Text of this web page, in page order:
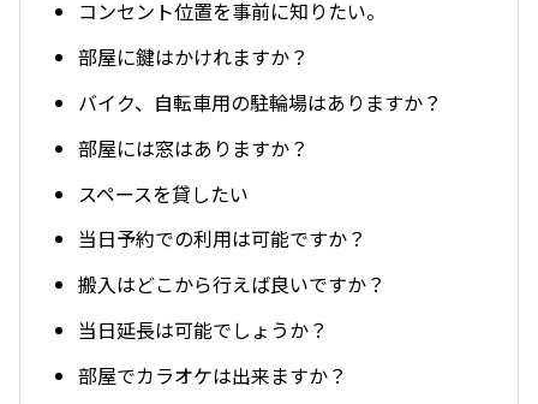
コンセント位置を事前に知りたい。
部屋に鍵はかけれますか？
バイク、自転車用の駐輪場はありますか？
部屋には窓はありますか？
スペースを貸したい
当日予約での利用は可能ですか？
搬入はどこから行えば良いですか？
当日延長は可能でしょうか？
部屋でカラオケは出来ますか？